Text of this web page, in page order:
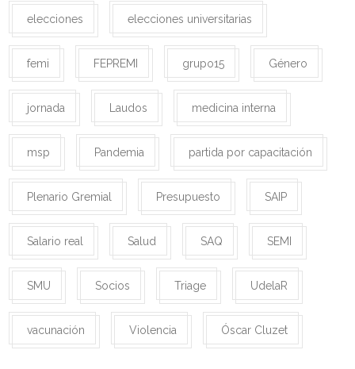
elecciones elecciones universitarias
femi FEPREMI grupo15 Género
jornada Laudos medicina interna
msp Pandemia partida por capacitación
Plenario Gremial Presupuesto SAIP
Salario real Salud SAQ SEMI
SMU Socios Triage UdelaR
vacunación Violencia Óscar Cluzet